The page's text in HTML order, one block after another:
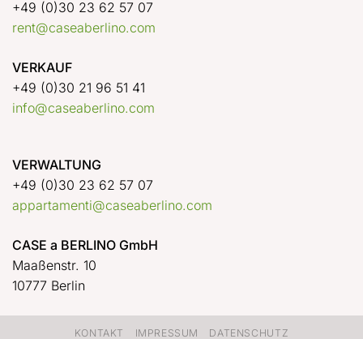
+49 (0)30 23 62 57 07
rent@caseaberlino.com
VERKAUF
+49 (0)30 21 96 51 41
info@caseaberlino.com
VERWALTUNG
+49 (0)30 23 62 57 07
appartamenti@caseaberlino.com
CASE a BERLINO GmbH
Maaßenstr. 10
10777 Berlin
KONTAKT IMPRESSUM DATENSCHUTZ